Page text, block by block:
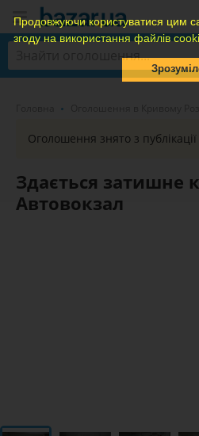
Продовжуючи користуватися цим
згоду на використання файлів
Оголошення знято з
Здається затишне
Автовокзал